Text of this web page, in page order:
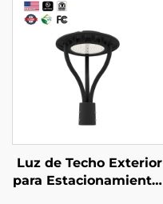
s, luminaria LED linear
de 4 pies para almace
nes
Luz de Techo Exterior
para Estacionamientos